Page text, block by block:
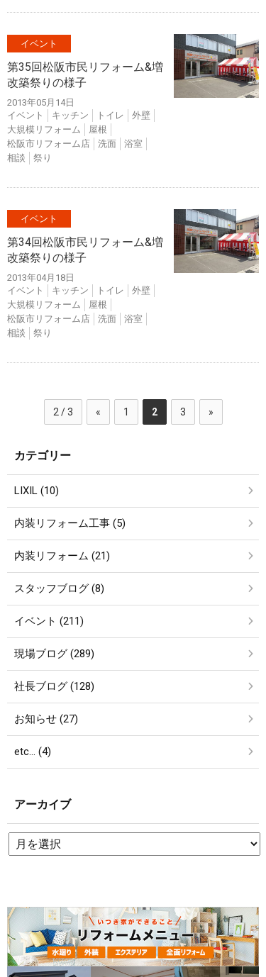
イベント
第35回松阪市民リフォーム&増
改築祭りの様子
2013年05月14日
イベント
キッチン トイレ
外壁
大規模リフォーム
屋根
松阪市リフォーム店
洗面
浴室
相談
祭り
イベント
第34回松阪市民リフォーム&増
改築祭りの様子
2013年04月18日
イベント
キッチン トイレ
外壁
大規模リフォーム
屋根
松阪市リフォーム店
洗面
浴室
相談
祭り
2 / 3 « 1 2 3 »
カテゴリー
LIXIL (10)
内装リフォーム工事 (5)
内装リフォーム (21)
スタッフブログ (8)
イベント (211)
現場ブログ (289)
社長ブログ (128)
お知らせ (27)
etc… (4)
アーカイブ